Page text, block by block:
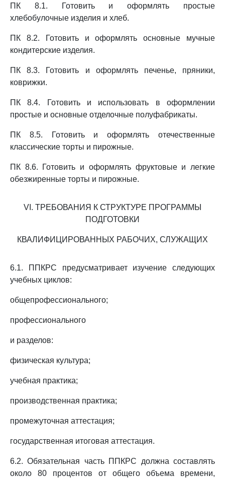
ПК 8.1. Готовить и оформлять простые
хлебобулочные изделия и хлеб.
ПК 8.2. Готовить и оформлять основные мучные
кондитерские изделия.
ПК 8.3. Готовить и оформлять печенье, пряники,
коврижки.
ПК 8.4. Готовить и использовать в оформлении
простые и основные отделочные полуфабрикаты.
ПК 8.5. Готовить и оформлять отечественные
классические торты и пирожные.
ПК 8.6. Готовить и оформлять фруктовые и легкие
обезжиренные торты и пирожные.
VI. ТРЕБОВАНИЯ К СТРУКТУРЕ ПРОГРАММЫ
ПОДГОТОВКИ
КВАЛИФИЦИРОВАННЫХ РАБОЧИХ, СЛУЖАЩИХ
6.1. ППКРС предусматривает изучение следующих
учебных циклов:
общепрофессионального;
профессионального
и разделов:
физическая культура;
учебная практика;
производственная практика;
промежуточная аттестация;
государственная итоговая аттестация.
6.2. Обязательная часть ППКРС должна составлять
около 80 процентов от общего объема времени,